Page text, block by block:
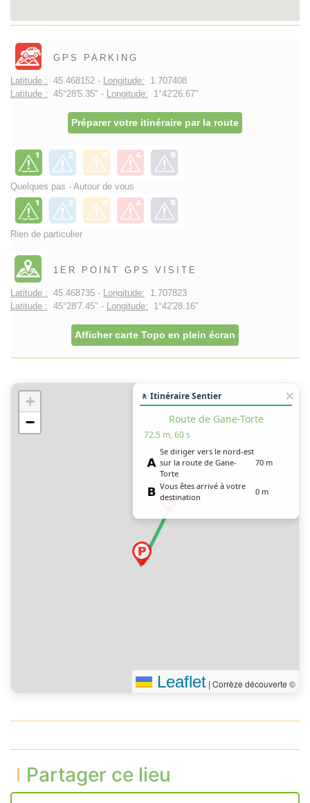
GPS PARKING
Latitude : 45.468152 - Longitude: 1.707408
Latitude : 45°28'5.35" - Longitude: 1°42'26.67"
Préparer votre itinéraire par la route
Quelques pas - Autour de vous
Rien de particulier
1ER POINT GPS VISITE
Latitude : 45.468735 - Longitude: 1.707823
Latitude : 45°28'7.45" - Longitude: 1°42'28.16"
Afficher carte Topo en plein écran
+
−
🚶 Itinéraire Sentier
Route de Gane-Torte
72.5 m, 60 s
Se diriger vers le nord-est
sur la route de Gane-
Torte
70 m
Vous êtes arrivé à votre
destination
0 m
Leaflet | Corrèze découverte ©
Partager ce lieu